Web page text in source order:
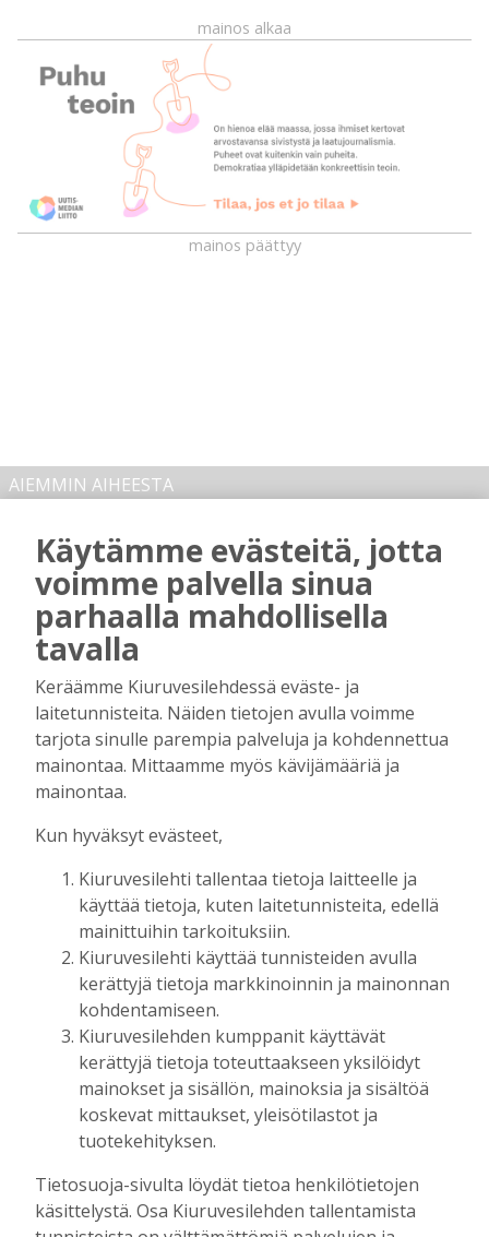
mainos alkaa
mainos päättyy
AIEMMIN AIHEESTA
Majasaaren marjamies kävi katsomassa
“laitumiensa” tämän kesän tuottoa
Tilaajille
Hanna Soini 1.8.2026 07:00
Nuorissa ja talkoohenkisessä
seuratoiminnassa on urheilun tulevaisuus
Tilaajille
Toimitus 24.7.2026 10:00
vuosia Antero Ruotsalaisen ajatuksissa
Toimitus 17.7.2026 08:00
Uusi kanttori: “Musiikki- ja
kuorotoiminta liittyvät seurakuntatyöhön
– julistukseen”
Tilaajille
Toimitus 11.7.2026 12:00
Fehmin juttusilla on käynyt tänä vuonna
jo noin 50 tammaa – miksi hyvää
siitosoria ei kuitenkaan hyväksytty
kantakirjaan?
Tilaajille
Toimitus 4.7.2026 08:00
Käytämme evästeitä, jotta
voimme palvella sinua
parhaalla mahdollisella
tavalla
Keräämme Kiuruvesilehdessä eväste- ja
laitetunnisteita. Näiden tietojen avulla voimme
tarjota sinulle parempia palveluja ja kohdennettua
mainontaa. Mittaamme myös kävijämääriä ja
mainontaa.
Kun hyväksyt evästeet,
Kiuruvesilehti tallentaa tietoja laitteelle ja
käyttää tietoja, kuten laitetunnisteita, edellä
mainittuihin tarkoituksiin.
Kiuruvesilehti käyttää tunnisteiden avulla
kerättyjä tietoja markkinoinnin ja mainonnan
kohdentamiseen.
Kiuruvesilehden kumppanit käyttävät
kerättyjä tietoja toteuttaakseen yksilöidyt
mainokset ja sisällön, mainoksia ja sisältöä
koskevat mittaukset, yleisötilastot ja
tuotekehityksen.
Tietosuoja-sivulta löydät tietoa henkilötietojen
käsittelystä. Osa Kiuruvesilehden tallentamista